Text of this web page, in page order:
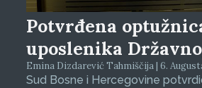
Potvrđena
uposlenika
Emina Dizdarević Tahmiščija | 6.
Sud Bosne i Hercegovine